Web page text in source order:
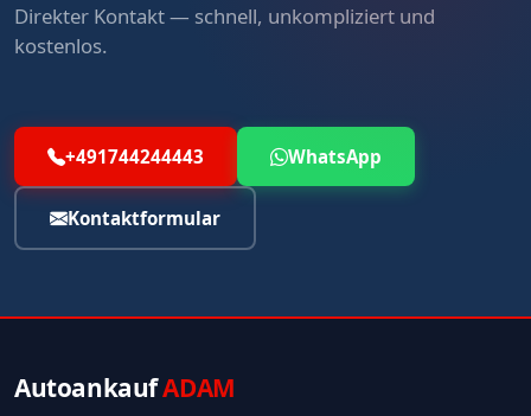
Direkter Kontakt — schnell, unkompliziert und
kostenlos.
+491744244443 WhatsApp
Kontaktformular
AutoankaufADAM